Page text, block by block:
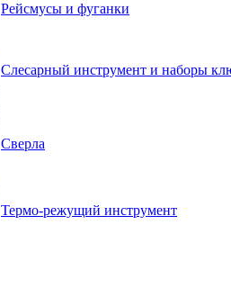
Рейсмусы и фуганки
Слесарный инструмент и наборы
Сверла
Термо-режущий инструмент